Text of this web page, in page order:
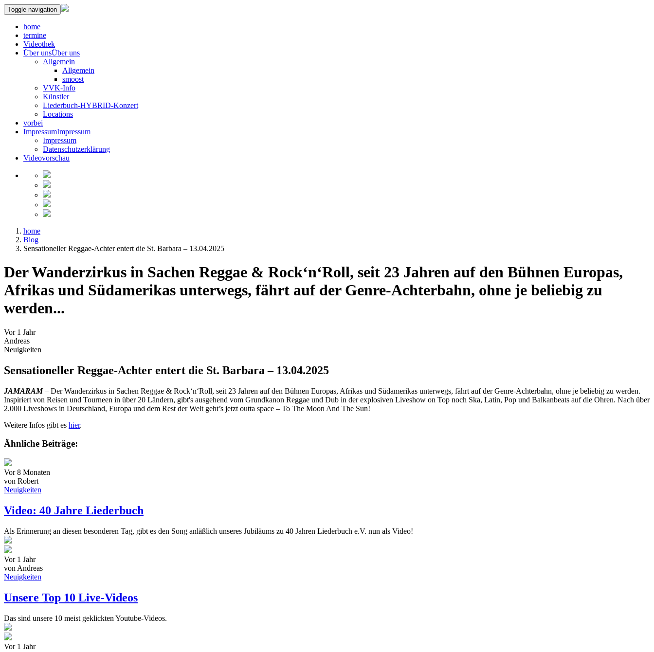
Toggle navigation
home
termine
Videothek
Über unsÜber uns
Allgemein
Allgemein
smoost
VVK-Info
Künstler
Liederbuch-HYBRID-Konzert
Locations
vorbei
ImpressumImpressum
Impressum
Datenschutzerklärung
Videovorschau
home
Blog
Sensationeller Reggae-Achter entert die St. Barbara – 13.04.2025
Der Wanderzirkus in Sachen Reggae & Rock‘n‘Roll, seit 23 Jahren auf den Bühnen Europas,
Afrikas und Südamerikas unterwegs, fährt auf der Genre-Achterbahn, ohne je beliebig zu
werden...
Vor 1 Jahr
Andreas
Neuigkeiten
Sensationeller Reggae-Achter entert die St. Barbara – 13.04.2025
JAMARAM– Der Wanderzirkus in Sachen Reggae & Rock‘n‘Roll, seit 23 Jahren auf den Bühnen Europas, Afrikas und Südamerikas unterwegs, fährt auf der Genre-Achterbahn, ohne je beliebig zu werden.
Inspiriert von Reisen und Tourneen in über 20 Ländern, gibt's ausgehend vom Grundkanon Reggae und Dub in der explosiven Liveshow on Top noch Ska, Latin, Pop und Balkanbeats auf die Ohren. Nach über
2.000 Liveshows in Deutschland, Europa und dem Rest der Welt geht’s jetzt outta space – To The Moon And The Sun!
Weitere Infos gibt es hier.
Ähnliche Beiträge:
Vor 8 Monaten
von Robert
Neuigkeiten
Video: 40 Jahre Liederbuch
Als Erinnerung an diesen besonderen Tag, gibt es den Song anläßlich unseres Jubiläums zu 40 Jahren Liederbuch e.V. nun als Video!
Vor 1 Jahr
von Andreas
Neuigkeiten
Unsere Top 10 Live-Videos
Das sind unsere 10 meist geklickten Youtube-Videos.
Vor 1 Jahr